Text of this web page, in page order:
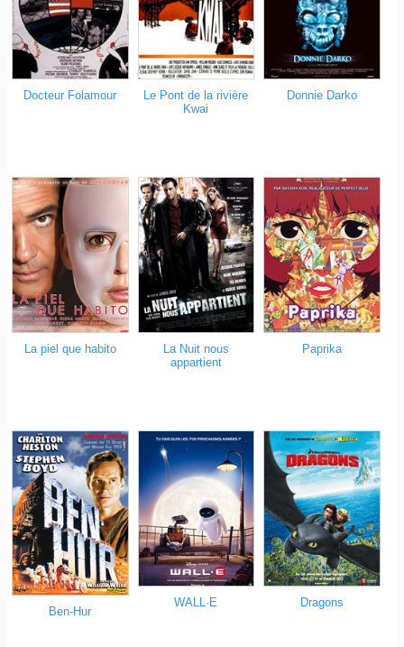
Docteur Folamour
Le Pont de la rivière
Kwai
Donnie Darko
La piel que habito
La Nuit nous
appartient
Paprika
Ben-Hur
WALL·E Dragons